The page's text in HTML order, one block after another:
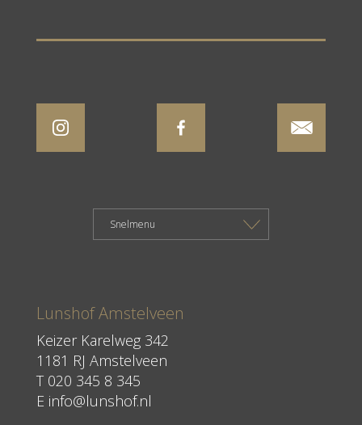
Lunshof Amstelveen
Keizer Karelweg 342
1181 RJ Amstelveen
T 020 345 8 345
E info@lunshof.nl